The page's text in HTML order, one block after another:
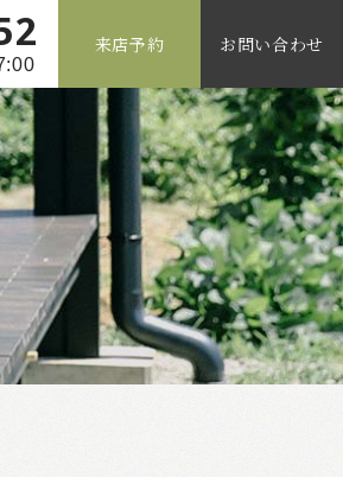
来店予約 お問い合わせ